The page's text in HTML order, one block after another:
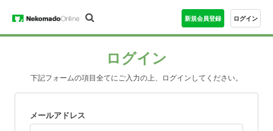
新規会員登録 ログイン
ログイン
下記フォームの項目全てにご入力の上、ログインしてください。
メールアドレス